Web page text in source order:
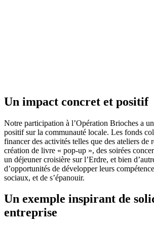
Un impact concret et positif
Notre participation à l’Opération Brioches a
positif sur la communauté locale. Les fonds
financer des activités telles que des ateliers de
création de livre « pop-up », des soirées
un déjeuner croisière sur l’Erdre, et bien
d’opportunités de développer leurs
sociaux, et de s’épanouir.
Un exemple inspirant de
entreprise